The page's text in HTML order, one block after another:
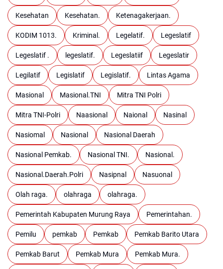
Kesehatan Kesehatan. Ketenagakerjaan.
KODIM 1013. Kriminal. Legelatif. Legeslatif
Legeslatif . legeslatif. Legeslatiif Legeslatir
Legilatif Legislatif Legislatif. Lintas Agama
Masional Masional.TNI Mitra TNI Polri
Mitra TNI-Polri Naasional Naional Nasinal
Nasiomal Nasional Nasional Daerah
Nasional Pemkab. Nasional TNI. Nasional.
Nasional.Daerah.Polri Nasipnal Nasuonal
Olah raga. olahraga olahraga.
Pemerintah Kabupaten Murung Raya Pemerintahan.
Pemilu pemkab Pemkab Pemkab Barito Utara
Pemkab Barut Pemkab Mura Pemkab Mura.